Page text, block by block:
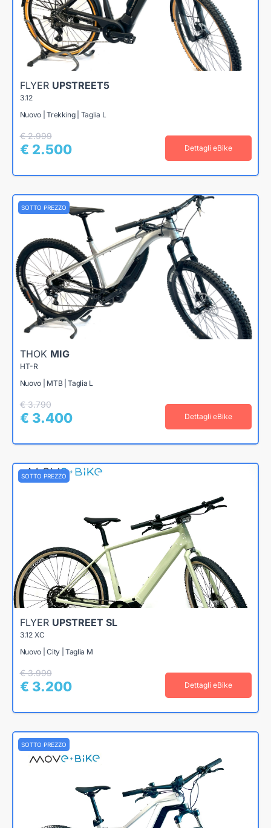
FLYER UPSTREET5
3.12
Nuovo | Trekking | Taglia L
€ 2.999
€ 2.500 Dettagli eBike
SOTTO PREZZO
THOK MIG
HT-R
Nuovo | MTB | Taglia L
€ 3.790
€ 3.400 Dettagli eBike
SOTTO PREZZO
FLYER UPSTREET SL
3.12 XC
Nuovo | City | Taglia M
€ 3.999
€ 3.200 Dettagli eBike
SOTTO PREZZO